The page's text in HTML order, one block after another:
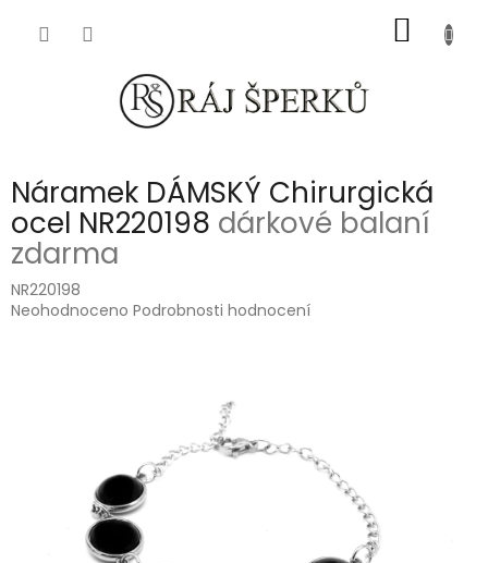
KOŠÍK
Náramek DÁMSKÝ Chirurgická
ocel NR220198 dárkové balaní
zdarma
NR220198
Průměrné
Neohodnoceno Podrobnosti hodnocení